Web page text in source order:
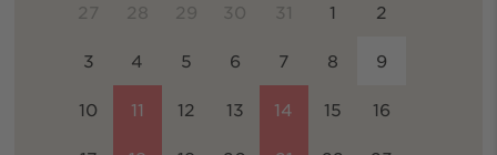
27 28 29 30 31 1 2
3 4 5 6 7 8 9
10 11 12 13 14 15 16